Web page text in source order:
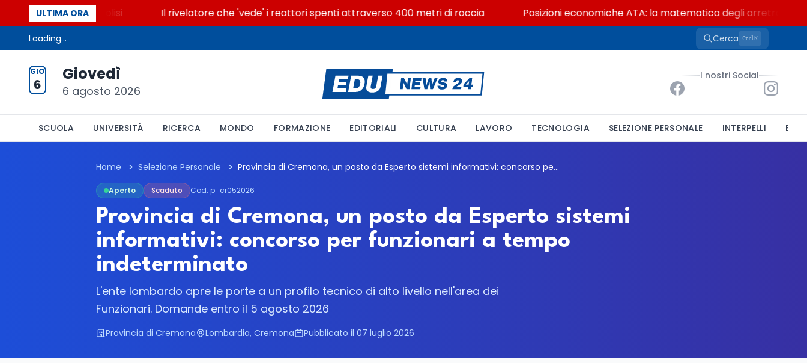
ULTIMA ORA
accende la glicolisi Il rivelatore che 'vede' i reattori spenti attraverso 400 metri di roccia Posizioni economiche ATA: la matematica degli arretrati fino a
Loading... Cerca CtrlK
GIO
6
Giovedì
6 agosto 2026
I nostri Social
SCUOLA UNIVERSITÀ RICERCA MONDO FORMAZIONE EDITORIALI CULTURA LAVORO TECNOLOGIA SELEZIONE PERSONALE INTERPELLI
Home Selezione Personale Provincia di Cremona, un posto da Esperto sistemi informativi: concorso per funzionari a tempo indeterminato
Aperto Scaduto Cod. p_cr052026
Provincia di Cremona, un posto da Esperto sistemi
informativi: concorso per funzionari a tempo
indeterminato
L'ente lombardo apre le porte a un profilo tecnico di alto livello nell'area dei
Funzionari. Domande entro il 5 agosto 2026
Provincia di Cremona Lombardia, Cremona Pubblicato il 07 luglio 2026